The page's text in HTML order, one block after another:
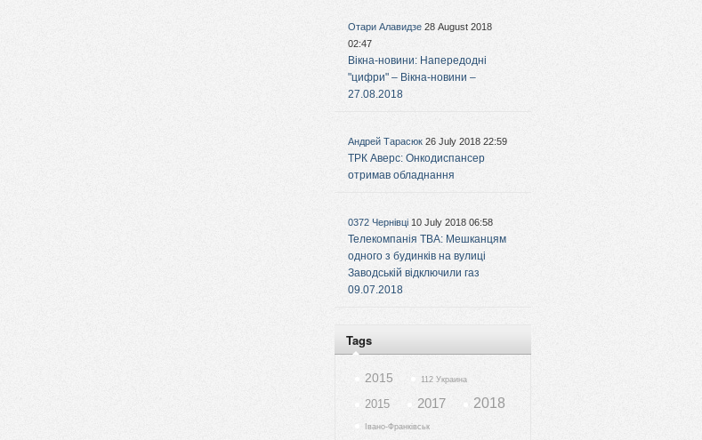
Отари Алавидзе 28 August 2018
02:47
Вікна-новини: Напередодні
"цифри" – Вікна-новини –
27.08.2018
Андрей Тарасюк 26 July 2018 22:59
ТРК Аверс: Онкодиспансер
отримав обладнання
0372 Чернівці 10 July 2018 06:58
Телекомпанія ТВА: Мешканцям
одного з будинків на вулиці
Заводській відключили газ
09.07.2018
Tags
2015 112 Украина
2015 2017 2018
Івано-Франківськ